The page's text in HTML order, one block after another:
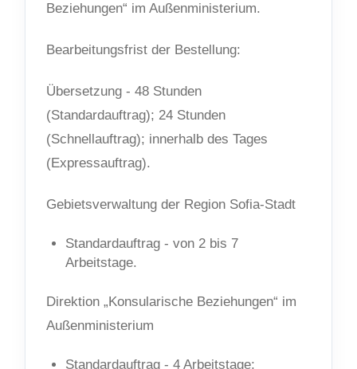
Beziehungen“ im Außenministerium.
Bearbeitungsfrist der Bestellung:
Übersetzung - 48 Stunden
(Standardauftrag); 24 Stunden
(Schnellauftrag); innerhalb des Tages
(Expressauftrag).
Gebietsverwaltung der Region Sofia-Stadt
Standardauftrag - von 2 bis 7
Arbeitstage.
Direktion „Konsularische Beziehungen“ im
Außenministerium
Standardauftrag - 4 Arbeitstage;